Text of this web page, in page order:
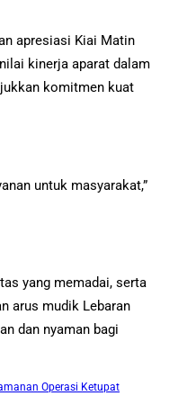
apresiasi Kiai Matin
kinerja aparat dalam
komitmen kuat
untuk masyarakat,”
yang memadai, serta
arus mudik Lebaran
dan nyaman bagi
Operasi Ketupat